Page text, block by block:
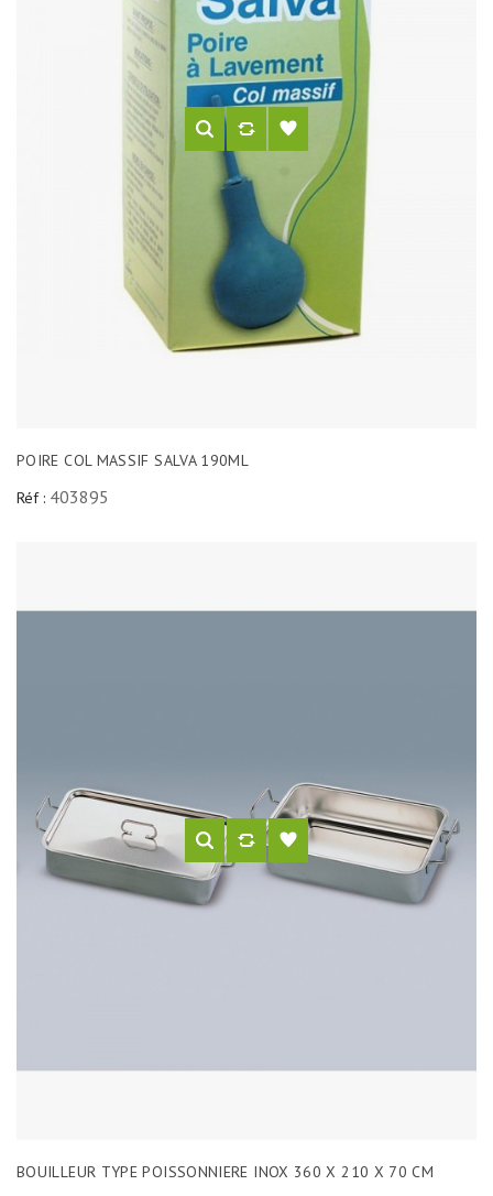
POIRE COL MASSIF SALVA 190ML
Réf : 403895
BOUILLEUR TYPE POISSONNIERE INOX 360 X 210 X 70 CM